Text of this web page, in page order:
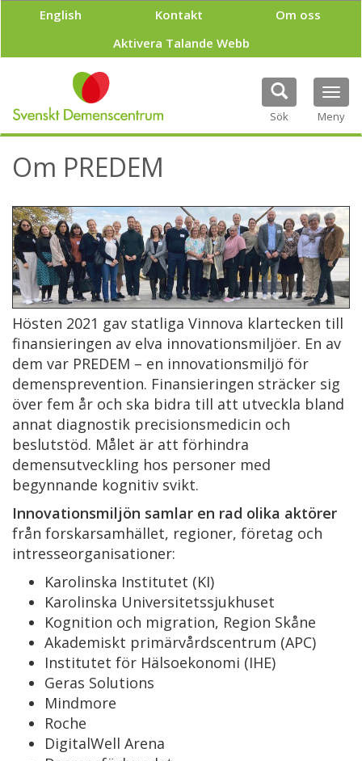
p
l
English Kontakt
Om oss
Aktivera Talande Webb
Sök Meny
Om PREDEM
Hösten 2021 gav statliga Vinnova klartecken till
finansieringen av elva innovationsmiljöer. En av
dem var PREDEM – en innovationsmiljö för
demensprevention. Finansieringen sträcker sig
över fem år och ska bidra till att utveckla bland
annat diagnostik precisionsmedicin och
beslutstöd. Målet är att förhindra
demensutveckling hos personer med
begynnande kognitiv svikt.
Innovationsmiljön samlar en rad olika aktörer
från forskarsamhället, regioner, företag och
intresseorganisationer:
Karolinska Institutet (KI)
Karolinska Universitetssjukhuset
Kognition och migration, Region Skåne
Akademiskt primärvårdscentrum (APC)
Institutet för Hälsoekonomi (IHE)
Geras Solutions
Mindmore
Roche
DigitalWell Arena